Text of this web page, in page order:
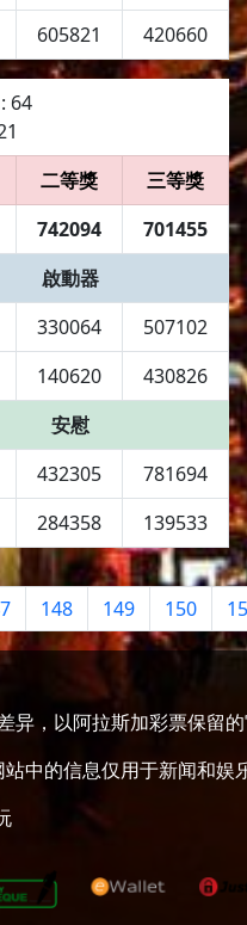
605821 420660
64
二等獎
三等獎
742094
701455
啟動器
330064
507102
140620
430826
安慰
432305
781694
284358 139533
148 149 150
，以阿拉斯加彩票保留的
中的信息仅用于新闻和娱